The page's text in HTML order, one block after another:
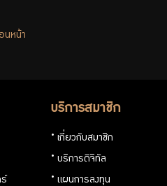
นหน้า
บริการสมาชิก
เกี่ยวกับสมาชิก
บริการดิจิทัล
แผนการลงทุน